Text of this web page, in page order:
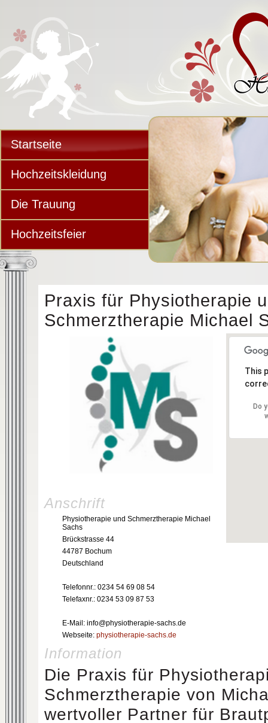
Startseite
Hochzeitskleidung
Die Trauung
Hochzeitsfeier
Praxis für Physiotherapie
Schmerztherapie Michael
This
Do
Anschrift
Physiotherapie und Schmerztherapie Michael
Sachs
Brückstrasse 44
44787 Bochum
Deutschland
Telefonnr.: 0234 54 69 08 54
Telefaxnr.: 0234 53 09 87 53
E-Mail: info@physiotherapie-sachs.de
Webseite: physiotherapie-sachs.de
Information
Die Praxis für
Schmerztherapie von
wertvoller Partner für